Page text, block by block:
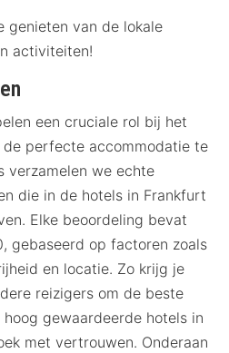
genieten van de lokale
activiteiten!
een cruciale rol bij het
de perfecte accommodatie te
verzamelen we echte
die in de hotels in Frankfurt
Elke beoordeling bevat
gebaseerd op factoren zoals
en locatie. Zo krijg je
reizigers om de beste
gewaardeerde hotels in
met vertrouwen. Onderaan